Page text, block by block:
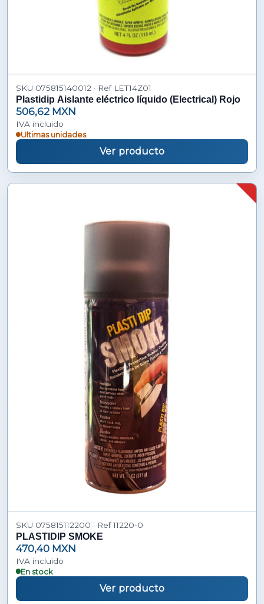
SKU 075815140012 · Ref LET14Z01
Plastidip Aislante eléctrico líquido (Electrical) Rojo
506,62 MXN
IVA incluido
Ultimas unidades
Ver producto
SKU 075815112200 · Ref 11220-0
PLASTIDIP SMOKE
470,40 MXN
IVA incluido
En stock
Ver producto